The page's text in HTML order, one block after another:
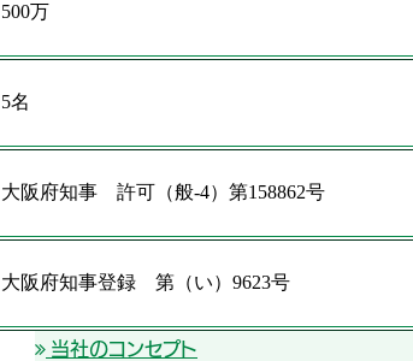
500万
5名
大阪府知事 許可（般-4）第158862号
大阪府知事登録 第（い）9623号
当社のコンセプト